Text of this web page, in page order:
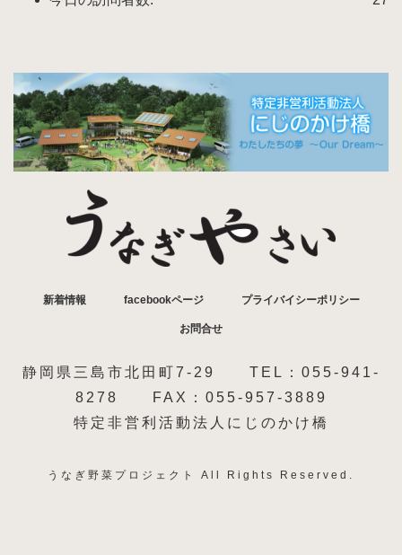
新着情報 facebookページ プライバイシーポリシー
お問合せ
静岡県三島市北田町7-29 TEL：055-941-
8278 FAX：055-957-3889
特定非営利活動法人にじのかけ橋
うなぎ野菜プロジェクト All Rights Reserved.